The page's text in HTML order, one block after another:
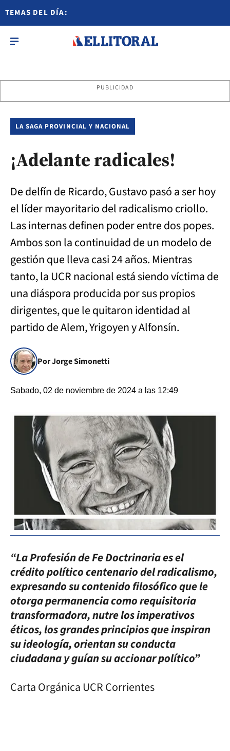
TEMAS DEL DÍA:
PUBLICIDAD
LA SAGA PROVINCIAL Y NACIONAL
¡Adelante radicales!
De delfín de Ricardo, Gustavo pasó a ser hoy
el líder mayoritario del radicalismo criollo.
Las internas definen poder entre dos popes.
Ambos son la continuidad de un modelo de
gestión que lleva casi 24 años. Mientras
tanto, la UCR nacional está siendo víctima de
una diáspora producida por sus propios
dirigentes, que le quitaron identidad al
partido de Alem, Yrigoyen y Alfonsín.
Por Jorge Simonetti
Sabado, 02 de noviembre de 2024 a las 12:49
“La Profesión de Fe Doctrinaria es el
crédito político centenario del radicalismo,
expresando su contenido filosófico que le
otorga permanencia como requisitoria
transformadora, nutre los imperativos
éticos, los grandes principios que inspiran
su ideología, orientan su conducta
ciudadana y guían su accionar político”
Carta Orgánica UCR Corrientes